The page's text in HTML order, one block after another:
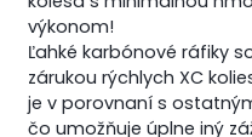
výkonom!
Ľahké karbónové ráfiky
zárukou rýchlych XC
je v porovnaní s
čo umožňuje úplne iný